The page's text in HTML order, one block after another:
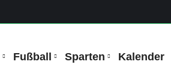
Fußball Sparten Kalender